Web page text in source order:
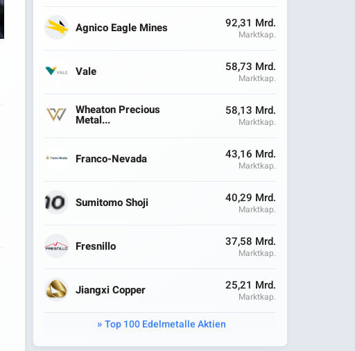
Agnico Eagle Mines 92,31 Mrd.
Marktkap.
Vale 58,73 Mrd.
Marktkap.
Wheaton Precious
Metal...
58,13 Mrd.
Marktkap.
Franco-Nevada 43,16 Mrd.
Marktkap.
Sumitomo Shoji 40,29 Mrd.
Marktkap.
Fresnillo 37,58 Mrd.
Marktkap.
Jiangxi Copper 25,21 Mrd.
Marktkap.
Top 100 Edelmetalle Aktien